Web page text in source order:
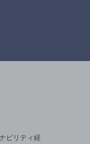
ビリティ経